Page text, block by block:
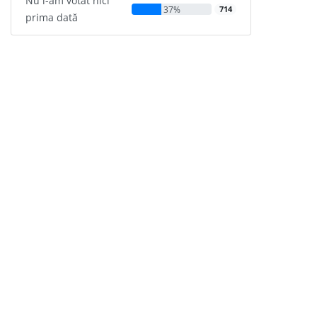
prima dată
37% 714